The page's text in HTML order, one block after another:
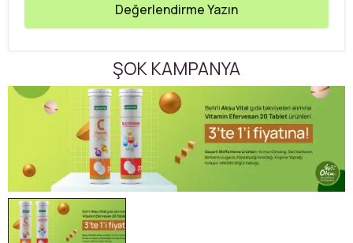
Değerlendirme Yazın
ŞOK KAMPANYA